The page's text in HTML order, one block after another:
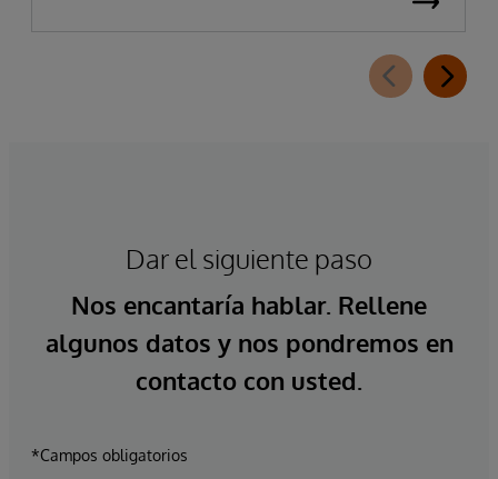
Dar el siguiente paso
Nos encantaría hablar. Rellene
algunos datos y nos pondremos en
contacto con usted.
*Campos obligatorios